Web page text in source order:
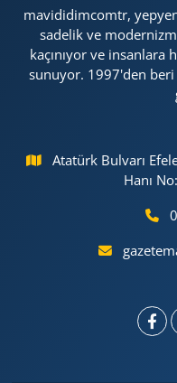
mavididimcomtr,
sadelik ve
kaçınıyor ve insanlara
sunuyor. 1997'den beri
Atatürk Bulvarı
Hanı